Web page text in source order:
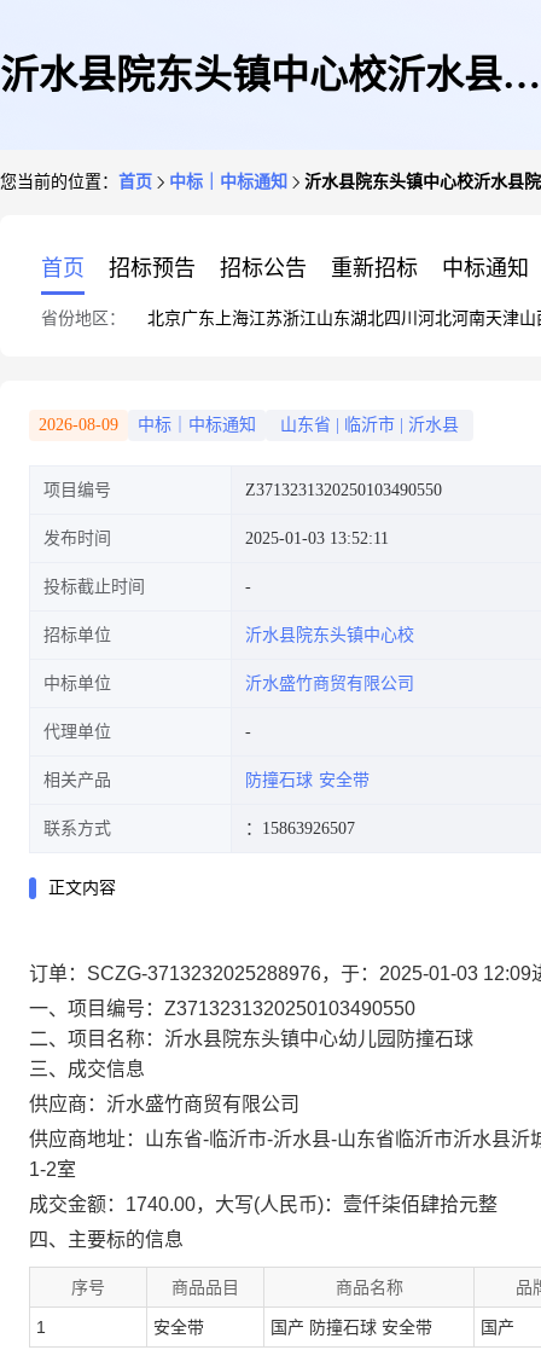
沂水县院东头镇中心校沂水县院
您当前的位置： 首页 中标｜中标通知 沂水县院东头镇中心校沂水县
首页 招标预告 招标公告 重新招标 中标通知
省份地区： 北京广东 上海江苏浙江山东湖北四川 河北河南天津山
2026-08-09 中标｜中标通知 山东省 临沂市 沂水县
项目编号 Z3713231320250103490550
发布时间 2025-01-03 13:52:11
投标截止时间
招标单位 沂水县院东头镇中心校
中标单位 沂水盛竹商贸有限公司
代理单位
相关产品 防撞石球 安全带
联系方式 ：15863926507
正文内容
订单：SCZG-3713232025288976，于：2025-01-03
一、项目编号：Z3713231320250103490550
二、项目名称：沂水县院东头镇中心幼儿园防撞石球
三、成交信息
供应商：沂水盛竹商贸有限公司
供应商地址：山东省-临沂市-沂水县-山东省临沂市沂水县
1-2室
成交金额：1740.00，大写(人民币)：壹仟柒佰肆拾元整
四、主要标的信息
序号 商品品目 商品名称 品
1 安全带 国产 防撞石球 安全带 国产